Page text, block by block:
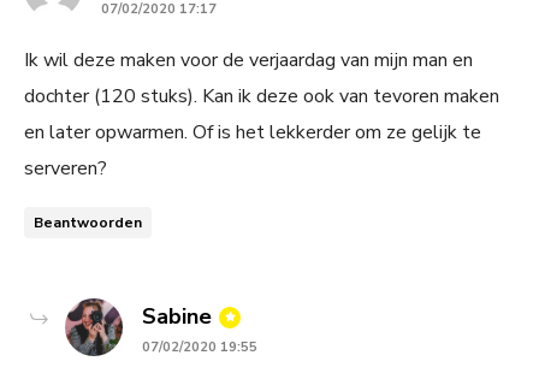
07/02/2020 17:17
Ik wil deze maken voor de verjaardag van mijn man en
dochter (120 stuks). Kan ik deze ook van tevoren maken
en later opwarmen. Of is het lekkerder om ze gelijk te
serveren?
Beantwoorden
Sabine says:
07/02/2020 19:55